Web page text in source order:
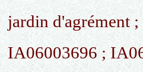
jardin d'agrément
IA06003696 ;